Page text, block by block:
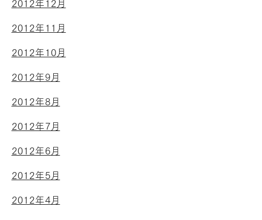
2012年12月
2012年11月
2012年10月
2012年9月
2012年8月
2012年7月
2012年6月
2012年5月
2012年4月